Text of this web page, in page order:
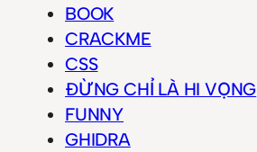
BOOK
CRACKME
CSS
ĐỪNG CHỈ LÀ HI VỌNG
FUNNY
GHIDRA